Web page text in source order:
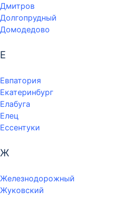
Дмитров
Долгопрудный
Домодедово
Е
Евпатория
Екатеринбург
Елабуга
Елец
Ессентуки
Ж
Железнодорожный
Жуковский